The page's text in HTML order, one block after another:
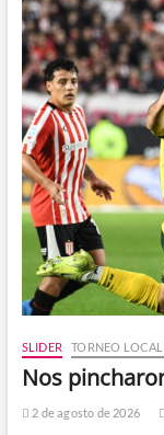
SLIDER TORNEO LOCAL
Nos
2 de agosto de 2026